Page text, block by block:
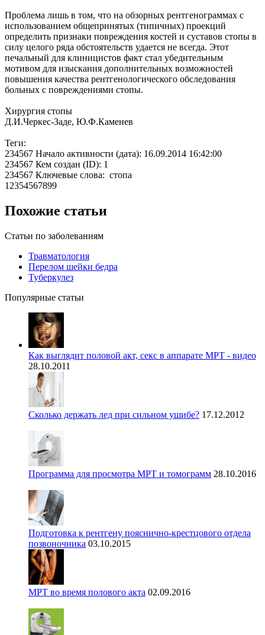
Проблема лишь в том, что на обзорных рентгенограммах с
использованием общепринятых (типичных) проекций
определить признаки повреждения костей и суставов стопы в
силу целого ряда обстоятельств удается не всегда. Этот
печальный для клиницистов факт стал убедительным
мотивом для изыскания дополнительных возможностей
повышения качества рентгенологического обследования
больных с повреждениями стопы.
Хирургия стопы
Д.И.Черкес-Заде, Ю.Ф.Каменев
Теги:
234567 Начало активности (дата): 16.09.2014 16:42:00
234567 Кем создан (ID): 1
234567 Ключевые слова: стопа
12354567899
Похожие статьи
Статьи по заболеваниям
Травматология
Перелом шейки бедра
Туберкулез
Популярные статьи
Как выглядит половой акт, секс в аппарате МРТ - видео
28.10.2011
Сколько держать лед при сильном ушибе? 17.12.2012
Программа для просмотра МРТ и томограмм 28.10.2016
Подготовка к рентгену пояснично-крестцового отдела
позвоночника 03.10.2015
МРТ во время полового акта 02.09.2016